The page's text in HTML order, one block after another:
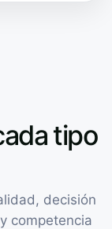
tipo
decisión
competencia